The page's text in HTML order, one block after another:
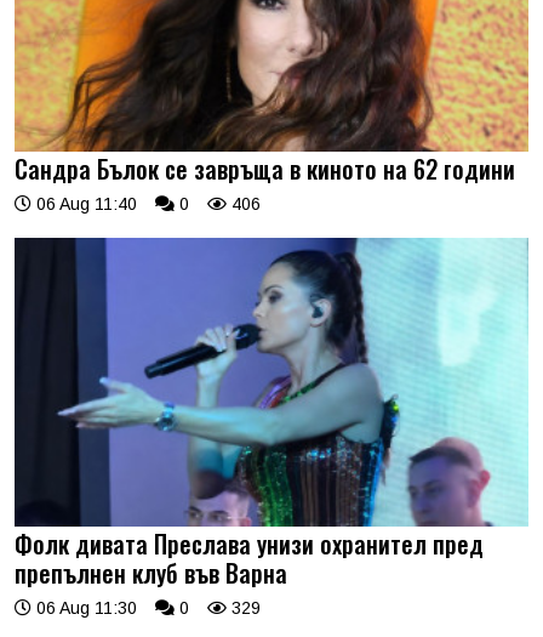
Сандра Бълок се завръща в киното на 62 години
06 Aug 11:40 0 406
Фолк дивата Преслава унизи охранител пред
препълнен клуб във Варна
06 Aug 11:30 0 329